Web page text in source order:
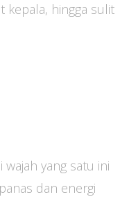
kepala, hingga sulit
yang satu ini
dan energi